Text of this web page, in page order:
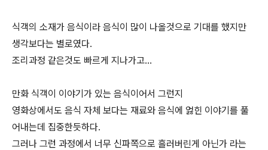
식객의 소재가 음식이라 음식이 많이 나올것으로 기대를 했지만
생각보다는 별로였다.
조리과정 같은것도 빠르게 지나가고...
만화 식객이 이야기가 있는 음식이어서 그런지
영화상에서도 음식 자체 보다는 재료와 음식에 엃힌 이야기를 풀
어내는데 집중한듯하다.
그러나 그런 과정에서 너무 신파쪽으로 흘러버린게 아닌가 라는